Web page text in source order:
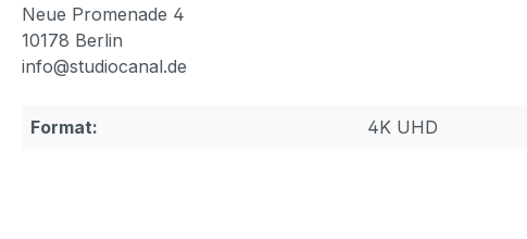
Neue Promenade 4
10178 Berlin
info@studiocanal.de
Format: 4K UHD